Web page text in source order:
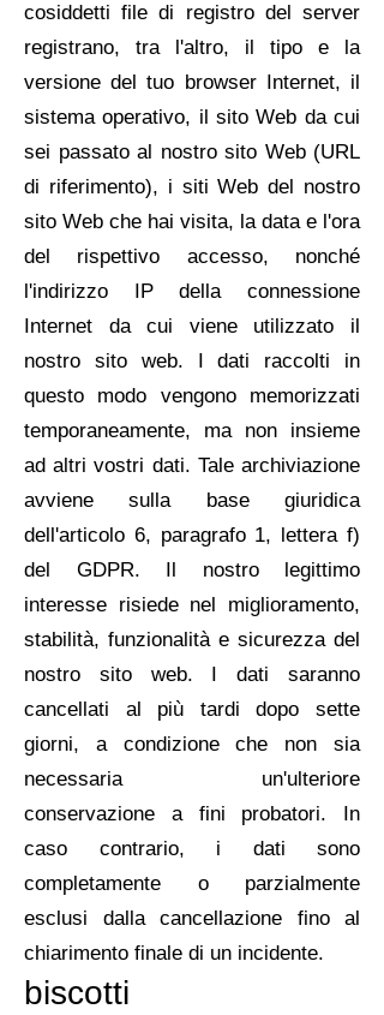
cosiddetti file di registro del server
registrano, tra l'altro, il tipo e la
versione del tuo browser Internet, il
sistema operativo, il sito Web da cui
sei passato al nostro sito Web (URL
di riferimento), i siti Web del nostro
sito Web che hai visita, la data e l'ora
del rispettivo accesso, nonché
l'indirizzo IP della connessione
Internet da cui viene utilizzato il
nostro sito web. I dati raccolti in
questo modo vengono memorizzati
temporaneamente, ma non insieme
ad altri vostri dati. Tale archiviazione
avviene sulla base giuridica
dell'articolo 6, paragrafo 1, lettera f)
del GDPR. Il nostro legittimo
interesse risiede nel miglioramento,
stabilità, funzionalità e sicurezza del
nostro sito web. I dati saranno
cancellati al più tardi dopo sette
giorni, a condizione che non sia
necessaria un'ulteriore
conservazione a fini probatori. In
caso contrario, i dati sono
completamente o parzialmente
esclusi dalla cancellazione fino al
chiarimento finale di un incidente.
biscotti